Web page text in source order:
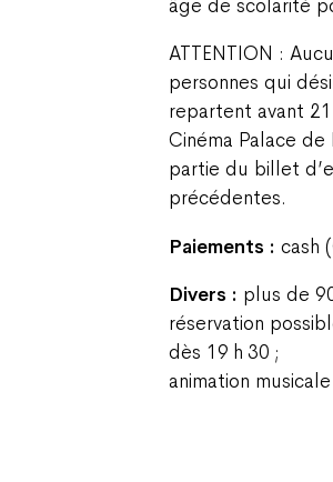
âge de scolarité
ATTENTION :
personnes qui
repartent avant
Cinéma Palace
partie du billet
précédentes.
Paiements : cash
Divers : plus de
réservation
dès 19 h 30 ;
animation